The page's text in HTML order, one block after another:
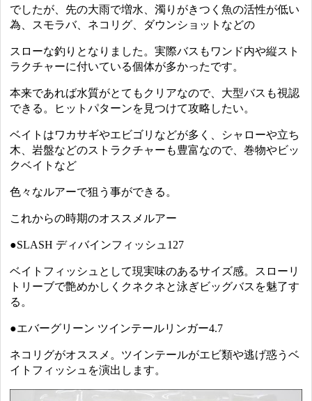
でしたが、先の大雨で増水、濁りがきつく魚の活性が低い
為、スモラバ、ネコリグ、ダウンショットなどの
スローな釣りとなりました。実際バスもワンド内や縦スト
ラクチャーに付いている個体が多かったです。
本来であれば水質がとてもクリアなので、大型バスも視認
できる。ヒットパターンを見つけて攻略したい。
ベイトはワカサギやエビゴリなどが多く、シャローや立ち
木、岩盤などのストラクチャーも豊富なので、巻物やビッ
クベイトなど
色々なルアーで狙う事ができる。
これからの時期のオススメルアー
●SLASH ディバインフィッシュ127
ベイトフィッシュとして現実味のあるサイズ感。スローリ
トリーブで艶めかしくクネクネと泳ぎビッグバスを魅了す
る。
●エバーグリーン ツインテールリンガー4.7
ネコリグがオススメ。ツインテールがエビ類や逃げ惑うベ
イトフィッシュを演出します。